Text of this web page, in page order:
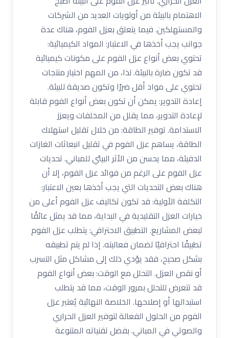
الاهتمام بالبيئة من أولويات العديد من الشركات
والمستهلكين. فيما يتعلق بعزل الفوم، هناك عدة
جوانب يجب أخذها في الاعتبار: المواد الكيميائية:
تحتوي بعض أنواع عزل الفوم على مكونات كيميائية
قد تكون ضارة بالبيئة. لذا، من المهم اختيار منتجات
تحتوي على مواد أقل ضررًا وتكون صديقة للبيئة.
إعادة التدوير: يمكن أن تكون بعض أنواع الفوم قابلة
لإعادة التدوير، مما يقلل من المخلفات ويعزز
الاستدامة. توفير الطاقة: من خلال تقليل استهلاك
الطاقة، يساهم عزل الفوم في تقليل انبعاثات الغازات
الدفيئة، مما يحسن من الأثر البيئي للمباني. تحديات
عزل الفوم على الرغم من فوائد عزل الفوم، إلا أن
هناك بعض التحديات التي يجب أخذها بعين الاعتبار:
التكلفة الأولية: قد تكون تكاليف عزل الفوم أعلى من
خيارات العزل التقليدية في البداية، مما قد يمثل عائقًا
لبعض المشاريع. التطبيق الاحترافي: يتطلب عزل الفوم
تطبيقًا احترافيًا لضمان فعاليته. إذا لم يتم تطبيقه
بشكل صحيح، فقد يؤدي ذلك إلى مشاكل مثل التسرب
أو نقص العزل. التحلل مع الوقت: بعض أنواع الفوم
قد تتعرض للتحلل بمرور الوقت، مما قد يتطلب
استبدالها أو إصلاحها. الخلاصة النهائية يُعتبر عزل
الفوم من الحلول الفعالة لتوفير العزل الحراري
والصوتي في المباني. بفضل تقنياته المتنوعة